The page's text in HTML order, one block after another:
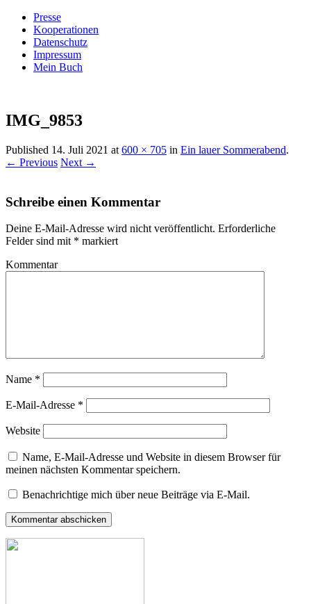
Presse
Kooperationen
Datenschutz
Impressum
Mein Buch
Villa König
IMG_9853
Published 14. Juli 2021 at 600 × 705 in Ein lauer Sommerabend.
← Previous Next →
Schreibe einen Kommentar
Deine E-Mail-Adresse wird nicht veröffentlicht. Erforderliche
Felder sind mit * markiert
Kommentar
Name *
E-Mail-Adresse *
Website
Name, E-Mail-Adresse und Website in diesem Browser für
meinen nächsten Kommentar speichern.
Benachrichtige mich über neue Beiträge via E-Mail.